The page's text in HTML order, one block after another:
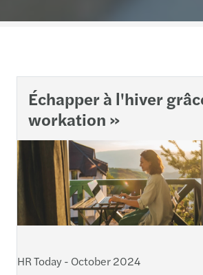
Échapper à l'hiver
workation »
HR Today - October 2024